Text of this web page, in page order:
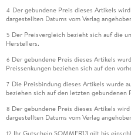
4 Der gebundene Preis dieses Artikels
dargestellten Datums vom Verlag
5 Der Preisvergleich bezieht sich auf die
Herstellers.
6 Der gebundene Preis dieses Artikels
Preissenkungen beziehen sich auf den
7 Die Preisbindung dieses Artikels wurde
beziehen sich auf den letzten gebundenen
8 Der gebundene Preis dieses Artikels
dargestellten Datums vom Verlag